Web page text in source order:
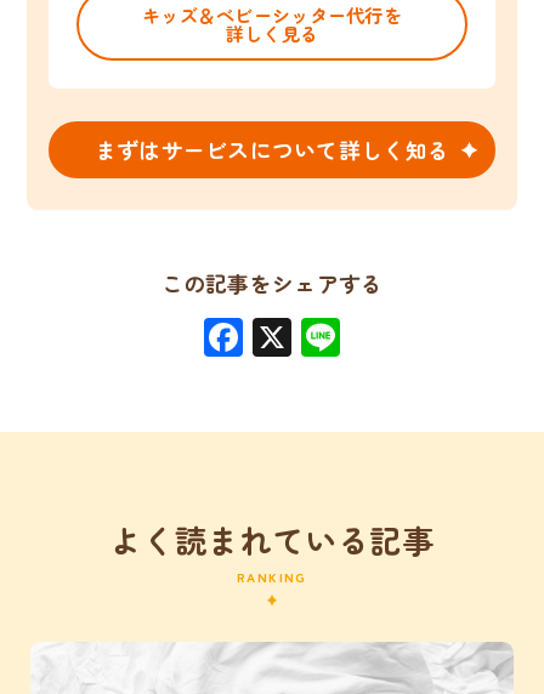
キッズ＆ベビーシッター代行を
詳しく見る
まずはサービスについて詳しく知る
この記事をシェアする
Facebook
X
よく読まれている記事
RANKING